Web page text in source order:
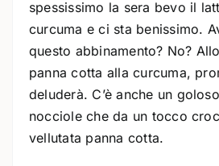
spessissimo la sera bevo il
curcuma e ci sta benissimo.
questo abbinamento? No?
panna cotta alla curcuma,
deluderà. C’è anche un
nocciole che da un tocco
vellutata panna cotta.